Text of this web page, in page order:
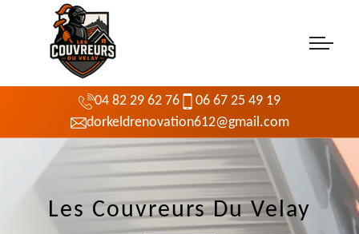
04 82 29 62 76
06 67 25 49 19
dorkeldrenovation612@gmail.com
Les Couvreurs Du Velay